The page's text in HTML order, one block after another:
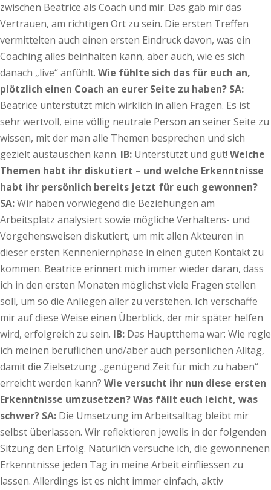
zwischen Beatrice als Coach und mir. Das gab mir das
Vertrauen, am richtigen Ort zu sein. Die ersten Treffen
vermittelten auch einen ersten Eindruck davon, was ein
Coaching alles beinhalten kann, aber auch, wie es sich
danach „live“ anfühlt. Wie fühlte sich das für euch an,
plötzlich einen Coach an eurer Seite zu haben? SA:
Beatrice unterstützt mich wirklich in allen Fragen. Es ist
sehr wertvoll, eine völlig neutrale Person an seiner Seite zu
wissen, mit der man alle Themen besprechen und sich
gezielt austauschen kann. IB: Unterstützt und gut! Welche
Themen habt ihr diskutiert – und welche Erkenntnisse
habt ihr persönlich bereits jetzt für euch gewonnen?
SA:Wir haben vorwiegend die Beziehungen am
Arbeitsplatz analysiert sowie mögliche Verhaltens- und
Vorgehensweisen diskutiert, um mit allen Akteuren in
dieser ersten Kennenlernphase in einen guten Kontakt zu
kommen. Beatrice erinnert mich immer wieder daran, dass
ich in den ersten Monaten möglichst viele Fragen stellen
soll, um so die Anliegen aller zu verstehen. Ich verschaffe
mir auf diese Weise einen Überblick, der mir später helfen
wird, erfolgreich zu sein. IB: Das Hauptthema war: Wie regle
ich meinen beruflichen und/aber auch persönlichen Alltag,
damit die Zielsetzung „genügend Zeit für mich zu haben“
erreicht werden kann? Wie versucht ihr nun diese ersten
Erkenntnisse umzusetzen? Was fällt euch leicht, was
schwer? SA: Die Umsetzung im Arbeitsalltag bleibt mir
selbst überlassen. Wir reflektieren jeweils in der folgenden
Sitzung den Erfolg. Natürlich versuche ich, die gewonnenen
Erkenntnisse jeden Tag in meine Arbeit einfliessen zu
lassen. Allerdings ist es nicht immer einfach, aktiv